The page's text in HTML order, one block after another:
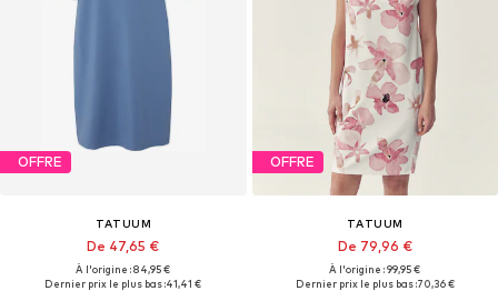
OFFRE
TATUUM
De 47,65 €
À l'origine : 84,95 €
Dernier prix le plus bas :41,41 €
OFFRE
TATUUM
De 79,96 €
À l'origine : 99,95 €
Dernier prix le plus bas :70,36 €